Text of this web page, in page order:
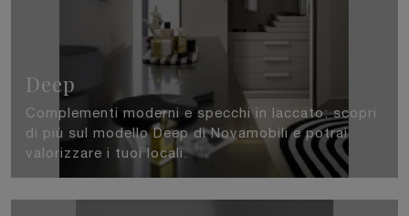
Deep
Complementi moderni e specchi in laccato: scopri
di più sul modello Deep di Novamobili e potrai
valorizzare i tuoi locali.